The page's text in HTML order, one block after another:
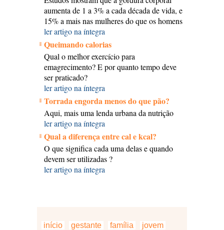
aumenta de 1 a 3% a cada década de vida, e
15% a mais nas mulheres do que os homens
ler artigo na íntegra
Queimando calorias
Qual o melhor exercício para
emagrecimento? E por quanto tempo deve
ser praticado?
ler artigo na íntegra
Torrada engorda menos do que pão?
Aqui, mais uma lenda urbana da nutrição
ler artigo na íntegra
Qual a diferença entre cal e kcal?
O que significa cada uma delas e quando
devem ser utilizadas ?
ler artigo na íntegra
início gestante família
jovem